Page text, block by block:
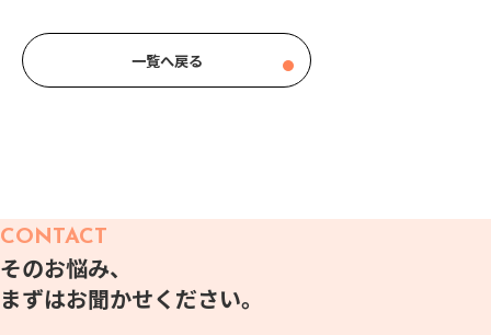
一覧へ戻る
CONTACT
そのお悩み、
まずはお聞かせください。